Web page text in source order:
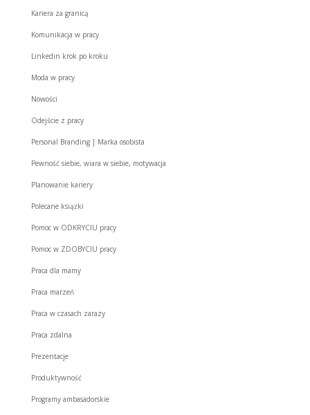
Kariera za granicą
Komunikacja w pracy
Linkedin krok po kroku
Moda w pracy
Nowości
Odejście z pracy
Personal Branding | Marka osobista
Pewność siebie, wiara w siebie, motywacja
Planowanie kariery
Polecane książki
Pomoc w ODKRYCIU pracy
Pomoc w ZDOBYCIU pracy
Praca dla mamy
Praca marzeń
Praca w czasach zarazy
Praca zdalna
Prezentacje
Produktywność
Programy ambasadorskie